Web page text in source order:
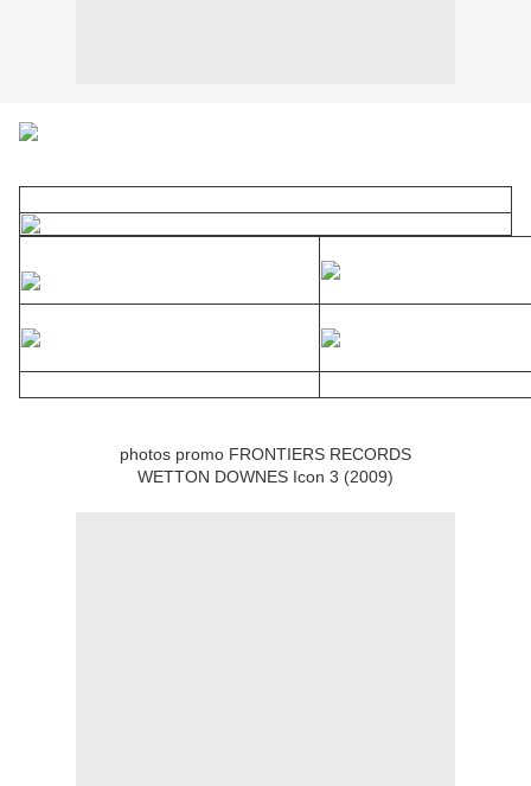
photos promo FRONTIERS RECORDS
WETTON DOWNES Icon 3 (2009)